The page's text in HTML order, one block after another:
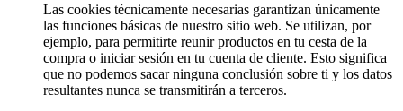
Las cookies técnicamente necesarias garantizan únicamente
las funciones básicas de nuestro sitio web. Se utilizan, por
ejemplo, para permitirte reunir productos en tu cesta de la
compra o iniciar sesión en tu cuenta de cliente. Esto significa
que no podemos sacar ninguna conclusión sobre ti y los datos
resultantes nunca se transmitirán a terceros.